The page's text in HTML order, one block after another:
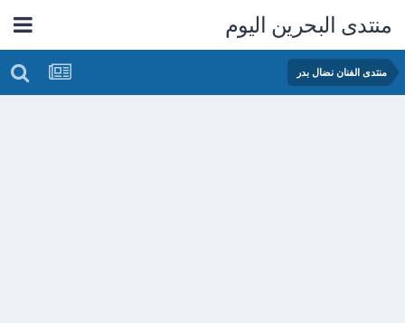
منتدى البحرين اليوم
منتدى الفنان نضال بدر